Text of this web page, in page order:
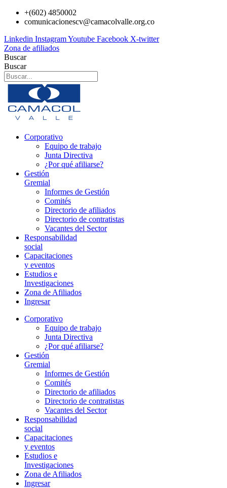
+(602) 4850002
comunicacionescv@camacolvalle.org.co
Linkedin InstagramYoutube Facebook X-twitter
Zona de afiliados
Buscar
Buscar
Corporativo
Equipo de trabajo
Junta Directiva
¿Por qué afiliarse?
Gestión
Gremial
Informes de Gestión
Comités
Directorio de afiliados
Directorio de contratistas
Vacantes del Sector
Responsabilidad
social
Capacitaciones
y eventos
Estudios e
Investigaciones
Zona de Afiliados
Ingresar
Corporativo
Equipo de trabajo
Junta Directiva
¿Por qué afiliarse?
Gestión
Gremial
Informes de Gestión
Comités
Directorio de afiliados
Directorio de contratistas
Vacantes del Sector
Responsabilidad
social
Capacitaciones
y eventos
Estudios e
Investigaciones
Zona de Afiliados
Ingresar